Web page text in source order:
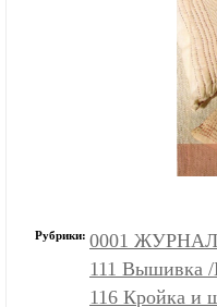
Рубрики: 0001
111 Вышивка
116 Кройка и